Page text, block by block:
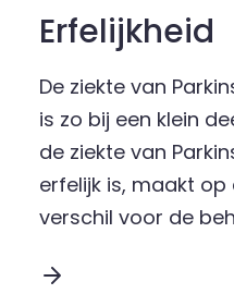
Erfelijkheid
De ziekte van
is zo bij een klein
de ziekte van
erfelijk is, maakt
verschil voor de